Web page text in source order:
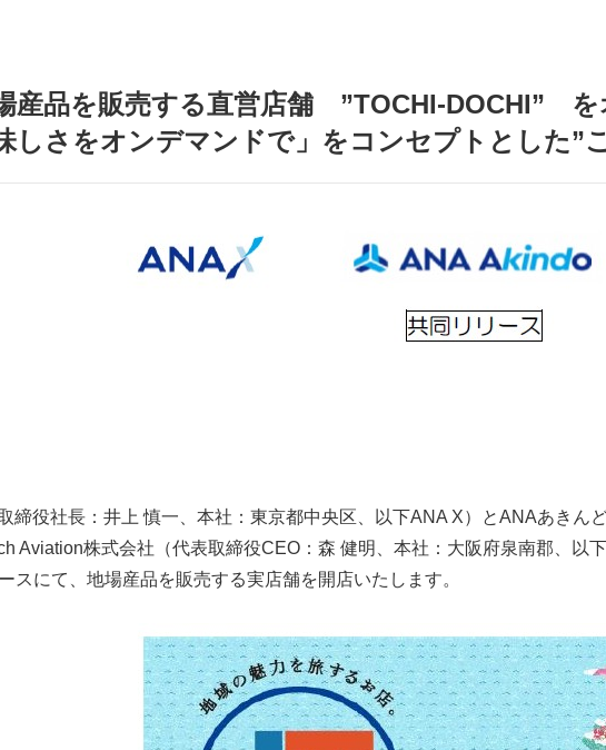
産品を販売する直営店舗 ”TOCHI-DOCHI” を
しさをオンデマンドで」をコンセプトとした”
締役社長：井上 慎一、本社：東京都中央区、以下ANA X）とANAあきん
Aviation株式会社（代表取締役CEO：森 健明、本社：大阪府泉南郡、以
スにて、地場産品を販売する実店舗を開店いたします。